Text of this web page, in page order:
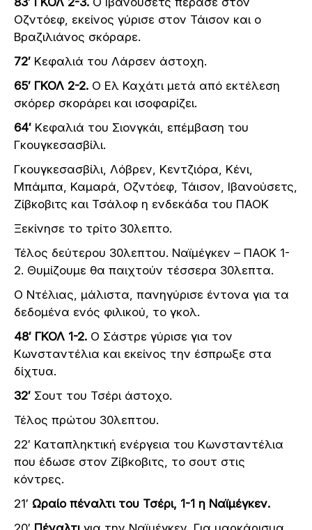
Οζντόεφ, εκείνος γύρισε στον Τάισον και ο
Βραζιλιάνος σκόραρε.
72′ Κεφαλιά του Λάρσεν άστοχη.
65′ ΓΚΟΛ 2-2. Ο Ελ Καχάτι μετά από εκτέλεση
σκόρερ σκοράρει και ισοφαρίζει.
64′ Κεφαλιά του Σιονγκάι, επέμβαση του
Γκουγκεσασβίλι.
Γκουγκεσασβίλι, Λόβρεν, Κεντζιόρα, Κένι,
Μπάμπα, Καμαρά, Οζντόεφ, Τάισον, Ιβανούσετς,
Ζίβκοβιτς και Τσάλοφ η ενδεκάδα του ΠΑΟΚ
Ξεκίνησε το τρίτο 30λεπτο.
Τέλος δεύτερου 30λεπτου. Ναϊμέγκεν – ΠΑΟΚ 1-
2. Θυμίζουμε θα παιχτούν τέσσερα 30λεπτα.
Ο Ντέλιας, μάλιστα, πανηγύρισε έντονα για τα
δεδομένα ενός φιλικού, το γκολ.
48′ ΓΚΟΛ 1-2. Ο Σάστρε γύρισε για τον
Κωνσταντέλια και εκείνος την έσπρωξε στα
δίχτυα.
32′ Σουτ του Τσέρι άστοχο.
Τέλος πρώτου 30λεπτου.
22′ Καταπληκτική ενέργεια του Κωνσταντέλια
που έδωσε στον Ζίβκοβιτς, το σουτ στις
κόντρες.
21′ Ωραίο πέναλτι του Τσέρι, 1-1 η Ναϊμέγκεν.